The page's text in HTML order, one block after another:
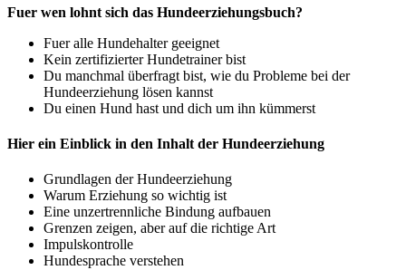
Fuer wen lohnt sich das Hundeerziehungsbuch?
Fuer alle Hundehalter geeignet
Kein zertifizierter Hundetrainer bist
Du manchmal überfragt bist, wie du Probleme bei der
Hundeerziehung lösen kannst
Du einen Hund hast und dich um ihn kümmerst
Hier ein Einblick in den Inhalt der Hundeerziehung
Grundlagen der Hundeerziehung
Warum Erziehung so wichtig ist
Eine unzertrennliche Bindung aufbauen
Grenzen zeigen, aber auf die richtige Art
Impulskontrolle
Hundesprache verstehen